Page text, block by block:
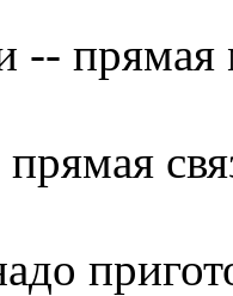
прямая